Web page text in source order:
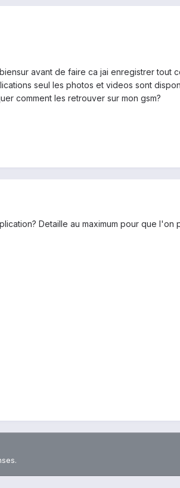
avant de faire ca jai enregistrer
seul les photos et videos sont
comment les retrouver sur mon gsm?
Detaille au maximum pour que